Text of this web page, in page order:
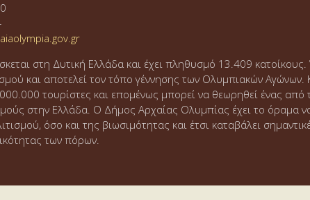
στη Δυτική Ελλάδα και έχει πληθυσμό 13.409 κατοίκους.
και αποτελεί τον τόπο γέννησης των Ολυμπιακών Αγώνων.
τουρίστες και επομένως μπορεί να θεωρηθεί ένας από
στην Ελλάδα. Ο Δήμος Αρχαίας Ολυμπίας έχει το όραμα να
όσο και της βιωσιμότητας και έτσι καταβάλει
των πόρων.